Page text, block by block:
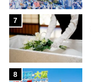
7
8